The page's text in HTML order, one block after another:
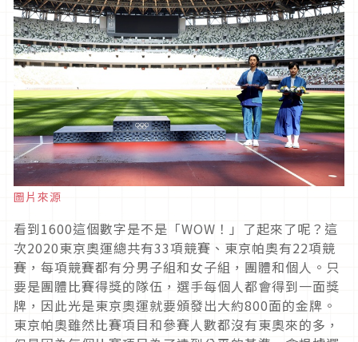
圖片來源
看到1600這個數字是不是「WOW！」了起來了呢？這
次2020東京奧運總共有33項競賽、東京帕奧有22項競
賽，每項競賽都有分男子組和女子組，團體和個人。只
要是團體比賽得獎的隊伍，選手每個人都會得到一面獎
牌，因此光是東京奧運就要頒發出大約800面的金牌。
東京帕奧雖然比賽項目和參賽人數都沒有東奧來的多，